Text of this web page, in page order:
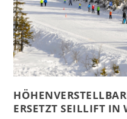
ERSETZT SEILLIFT IN